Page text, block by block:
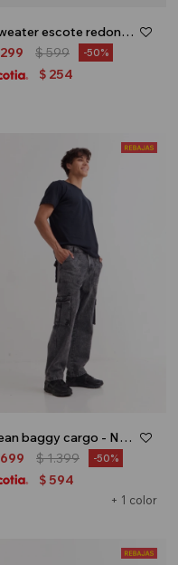
Sweater escote redondo con ochos - Verde
299 $599 50
$ 254
Jean baggy cargo - Negro
+ 1 color
699 $1.399 50
$ 594